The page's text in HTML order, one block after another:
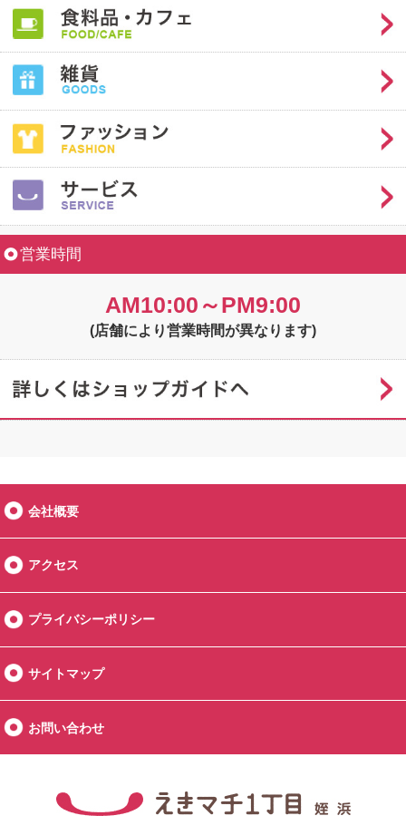
営業時間
AM10:00～PM9:00
(店舗により営業時間が異なります)
会社概要
アクセス
プライバシーポリシー
サイトマップ
お問い合わせ